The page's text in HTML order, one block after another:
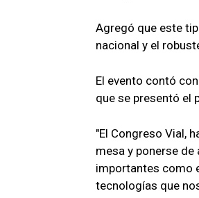
Agregó que este
nacional y el
El evento contó
que se presentó el
"El Congreso Vial,
mesa y ponerse
importantes como
tecnologías que